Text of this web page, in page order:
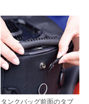
タンクバッグ前面のタブ